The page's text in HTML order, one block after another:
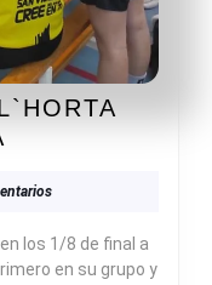
FINAL
L`HORTA
los 1/8 de final a
en su grupo y